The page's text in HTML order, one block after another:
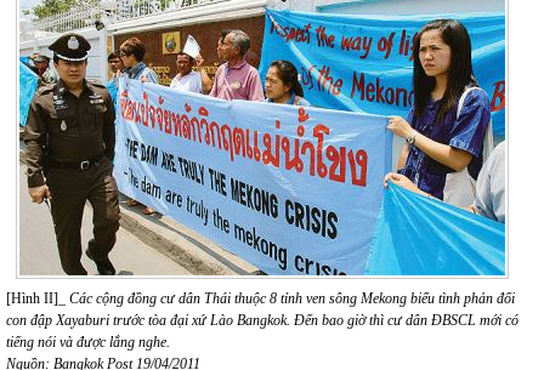
[Hình II]_ Các cộng đồng cư dân Thái thuộc 8 tỉnh ven sông Mekong biểu tình phản đối
con đập Xayaburi trước tòa đại xứ Lào Bangkok. Đến bao giờ thì cư dân ĐBSCL mới có
tiếng nói và được lắng nghe.
Nguồn: Bangkok Post 19/04/2011